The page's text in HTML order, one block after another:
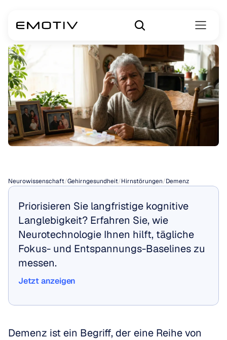
Neurowissenschaft/Gehirngesundheit/Hirnstörungen/Demenz
Priorisieren Sie langfristige kognitive
Langlebigkeit? Erfahren Sie, wie
Neurotechnologie Ihnen hilft, tägliche
Fokus- und Entspannungs-Baselines zu
messen.
Jetzt anzeigen
Demenz ist ein Begriff, der eine Reihe von